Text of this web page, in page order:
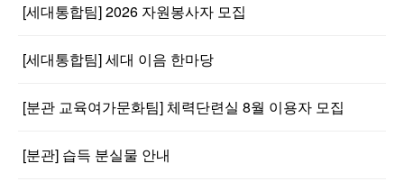
[세대통합팀] 2026 자원봉사자 모집
[세대통합팀] 세대 이음 한마당
[분관 교육여가문화팀] 체력단련실 8월 이용자 모집
[분관] 습득 분실물 안내